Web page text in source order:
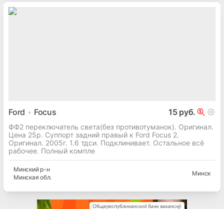
Ford Focus 15 руб.
ФФ2 переключатель света(без противотуманок). Оригинал.
Цена 25р. Суппорт задний правый к Ford Focus 2.
Оригинал. 2005г. 1.6 тдси. Подклинивает. Остальное всё
рабочее. Полный компле
Минскийр-н
Минская обл.
Минск